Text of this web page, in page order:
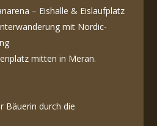
– Eishalle & Eislaufplatz
mit Nordic-
mitten in Meran.
Bäuerin durch die